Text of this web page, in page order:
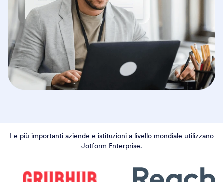
Le più importanti aziende e istituzioni a livello mondiale utilizzano
Jotform Enterprise.